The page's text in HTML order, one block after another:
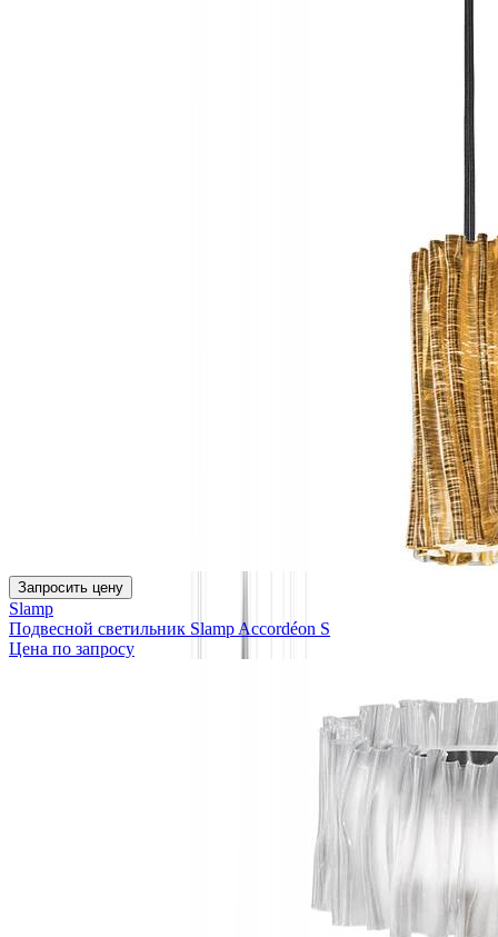
Запросить цену
Slamp
Подвесной светильник Slamp Accordéon S
Цена по запросу